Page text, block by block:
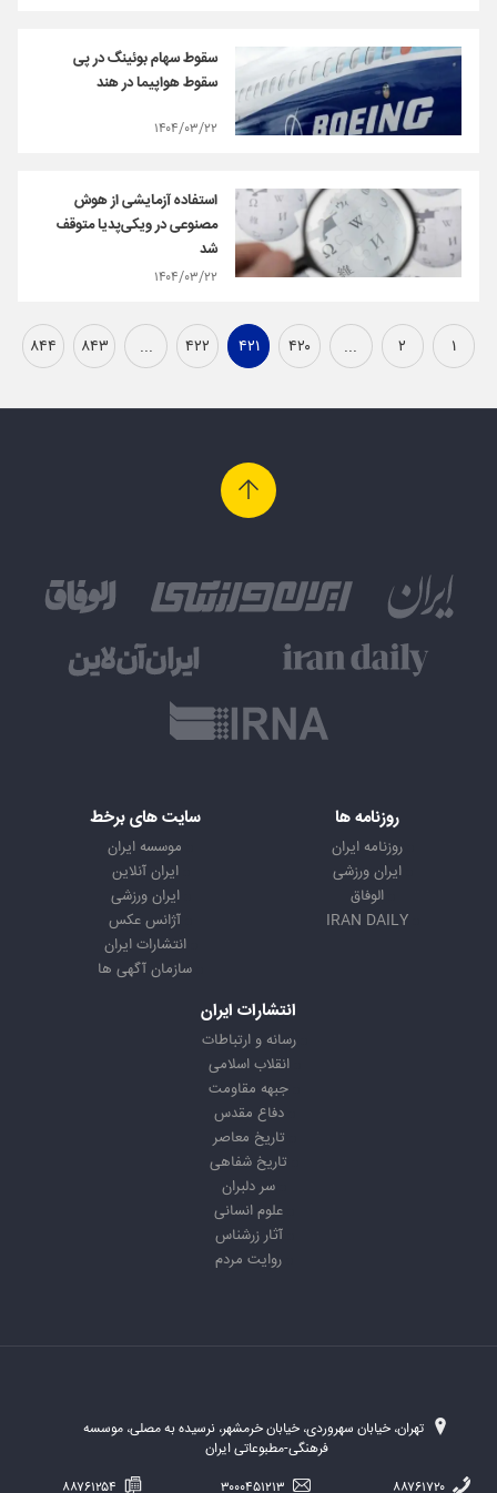
سقوط سهام بوئینگ در پی
سقوط هواپیما در هند
۱۴۰۴/۰۳/۲۲
استفاده آزمایشی از هوش
مصنوعی در ویکی‌پدیا متوقف
شد
۱۴۰۴/۰۳/۲۲
۱ ۲ ... ۴۲۰ ۴۲۱ ۴۲۲ ... ۸۴۳ ۸۴۴
روزنامه ها
روزنامه ایران
ایران ورزشی
الوفاق
IRAN DAILY
سایت های برخط
موسسه ایران
ایران آنلاین
ایران ورزشی
آژانس عکس
انتشارات ایران
سازمان آگهی ها
انتشارات ایران
رسانه و ارتباطات
انقلاب اسلامی
جبهه مقاومت
دفاع مقدس
تاریخ معاصر
تاریخ شفاهی
سر دلبران
علوم انسانی
آثار زرشناس
روایت مردم
تهران، خیابان سهروردی، خیابان خرمشهر، نرسیده به مصلی، موسسه
فرهنگی-مطبوعاتی ایران